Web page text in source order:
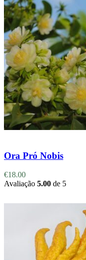
Ora Pró Nobis
€18.00
Avaliação 5.00 de 5